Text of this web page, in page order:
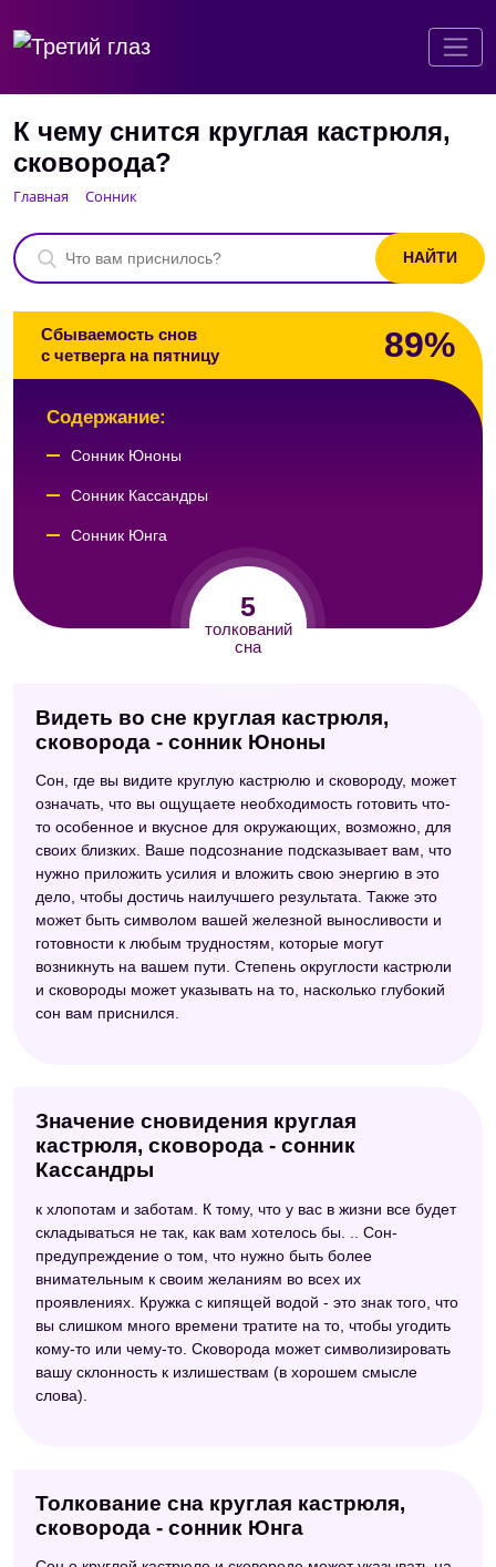
К чему снится круглая кастрюля,
сковорода?
Главная Сонник
Сбываемость снов
с четверга на пятницу
89%
5
толкований
сна
Содержание:
Сонник Юноны
Сонник Кассандры
Сонник Юнга
Психоаналитический сонник
Видеть во сне круглая кастрюля,
сковорода - сонник Юноны
Сон, где вы видите круглую кастрюлю и сковороду, может
означать, что вы ощущаете необходимость готовить что-
то особенное и вкусное для окружающих, возможно, для
своих близких. Ваше подсознание подсказывает вам, что
нужно приложить усилия и вложить свою энергию в это
дело, чтобы достичь наилучшего результата. Также это
может быть символом вашей железной выносливости и
готовности к любым трудностям, которые могут
возникнуть на вашем пути. Степень округлости кастрюли
и сковороды может указывать на то, насколько глубокий
сон вам приснился.
Значение сновидения круглая
кастрюля, сковорода - сонник
Кассандры
к хлопотам и заботам. К тому, что у вас в жизни все будет
складываться не так, как вам хотелось бы. .. Сон-
предупреждение о том, что нужно быть более
внимательным к своим желаниям во всех их
проявлениях. Кружка с кипящей водой - это знак того, что
вы слишком много времени тратите на то, чтобы угодить
кому-то или чему-то. Сковорода может символизировать
вашу склонность к излишествам (в хорошем смысле
слова).
Толкование сна круглая кастрюля,
сковорода - сонник Юнга